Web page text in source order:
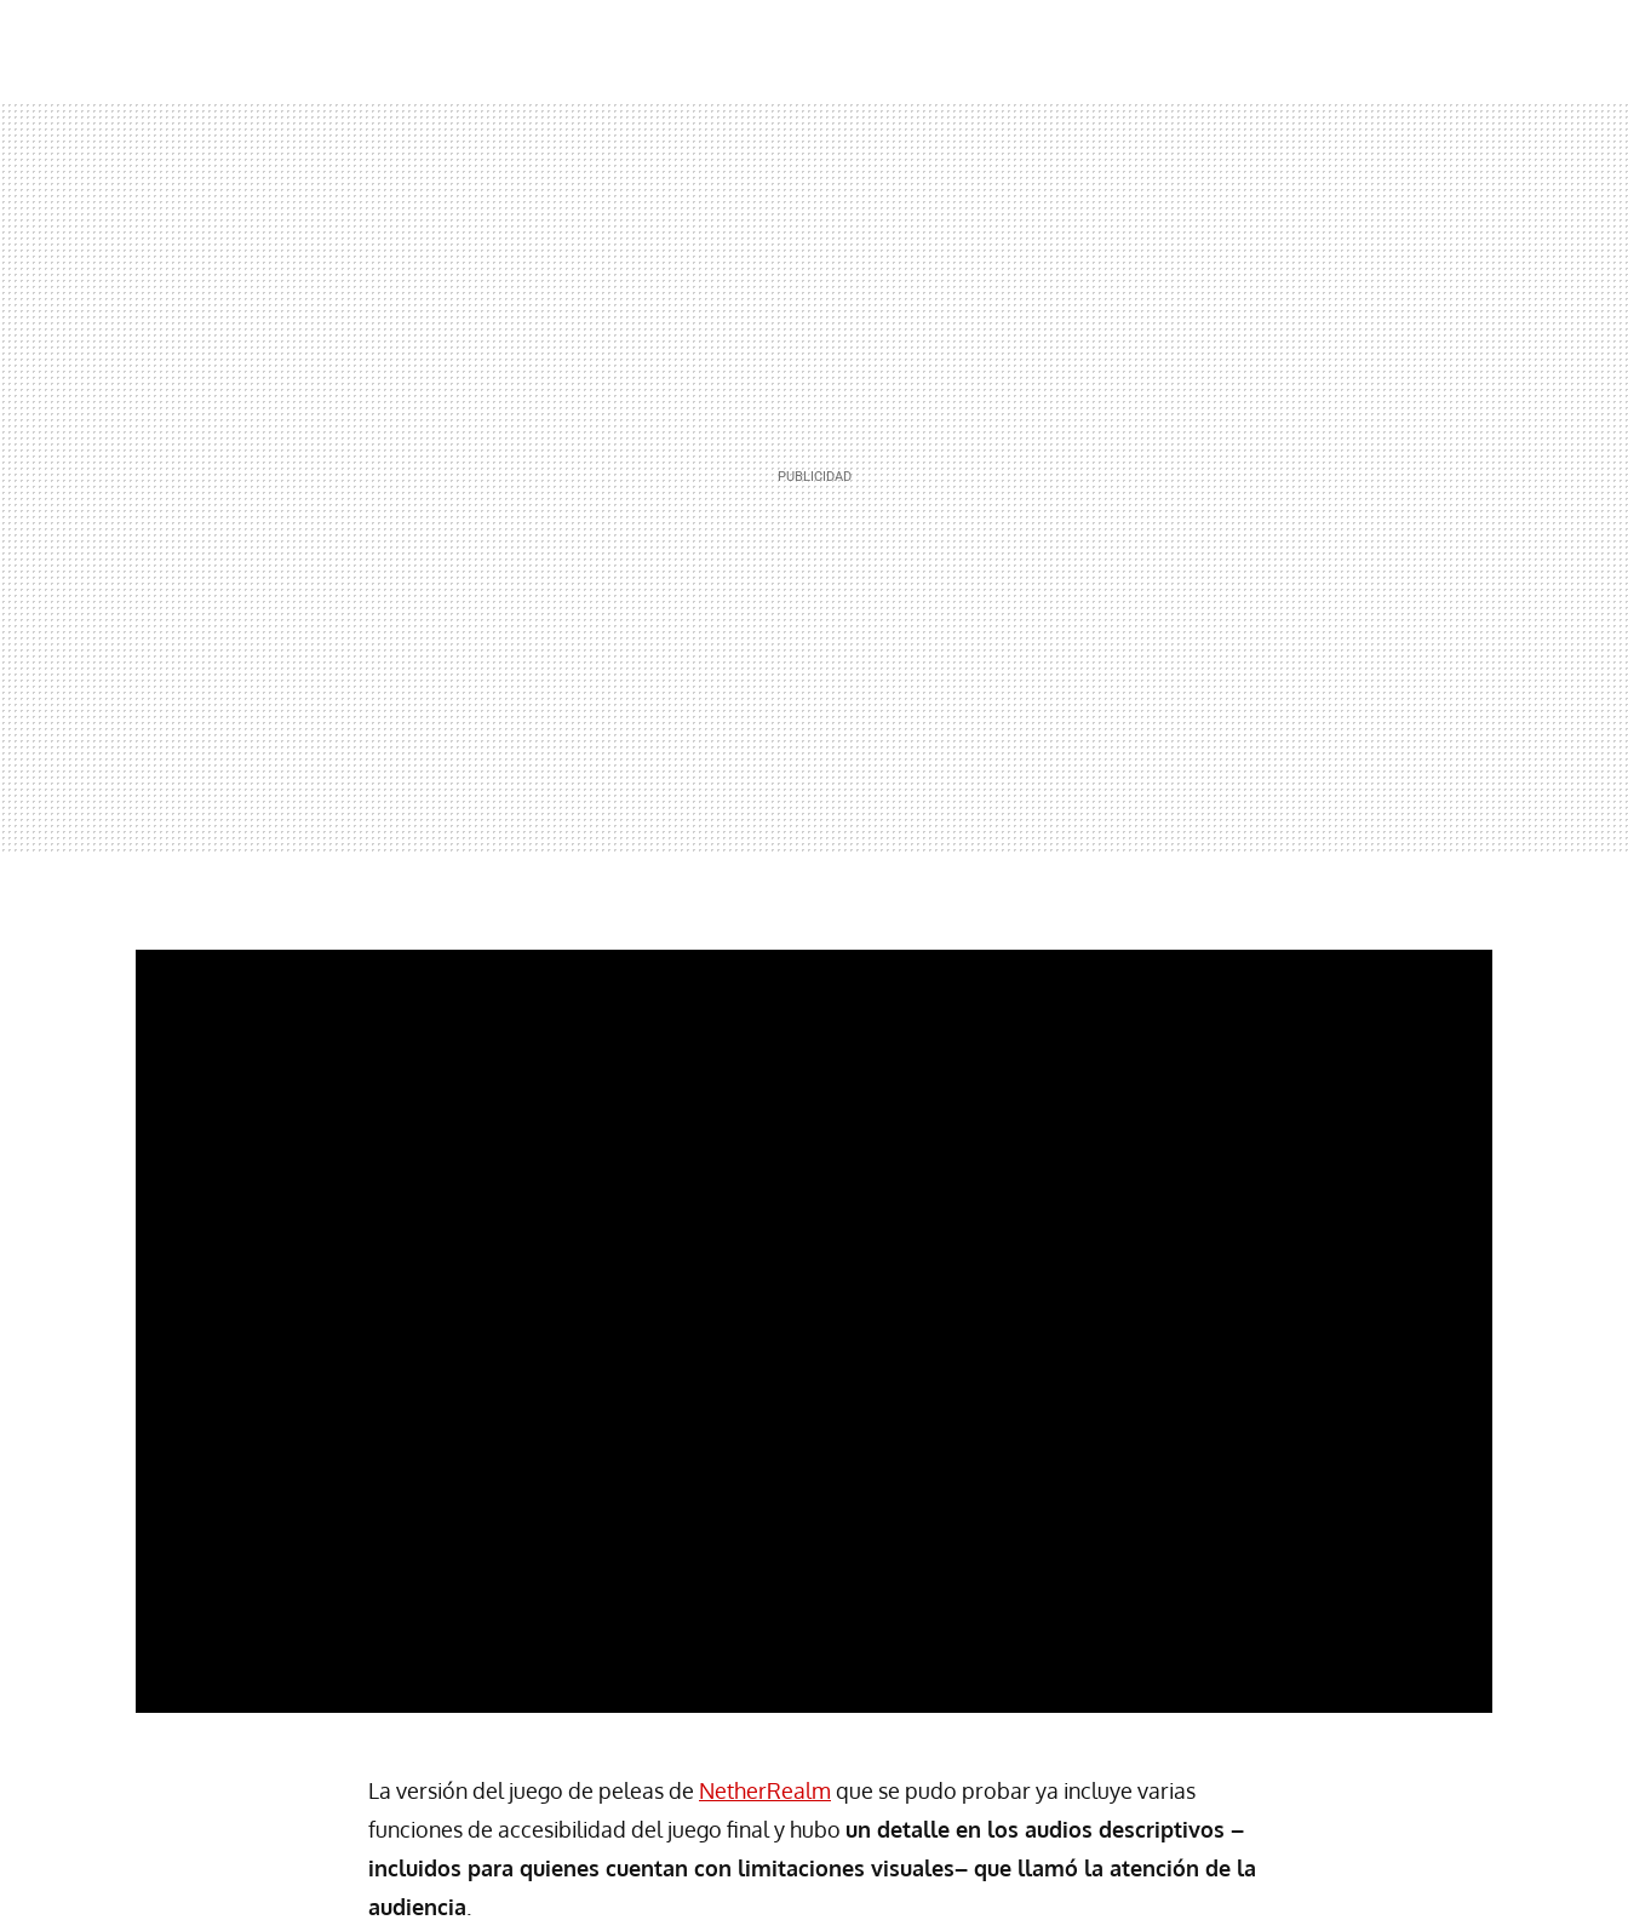
La versión del juego de peleas de NetherRealm que se pudo probar ya incluye varias
funciones de accesibilidad del juego final y hubo un detalle en los audios descriptivos –
incluidos para quienes cuentan con limitaciones visuales– que llamó la atención de la
audiencia